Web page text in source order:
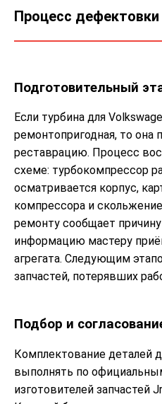
Процесс
Подготовительный
Если турбина для
ремонтопригодная, то она
реставрацию. Процесс
схеме: турбокомпрессор
осматривается корпус,
компрессора и
ремонту сообщает
информацию мастеру
агрегата. Следующим
запчастей, потерявших
Подбор и
Комплектование деталей
выполнять по
изготовителей запчастей